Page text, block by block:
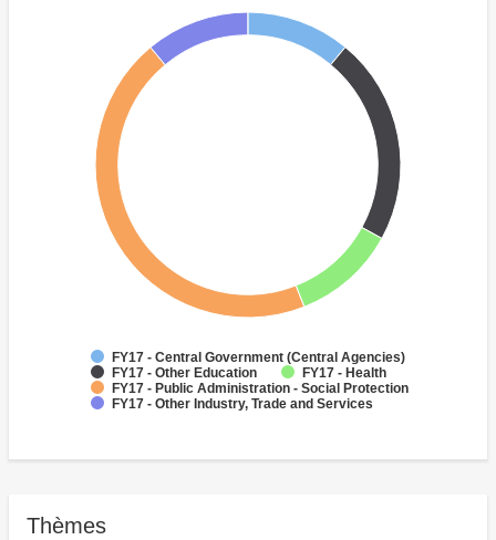
FY17 - Central Government (Central Agencies)
FY17 - Other Education
FY17 - Health
FY17 - Public Administration - Social Protection
FY17 - Other Industry, Trade and Services
Thèmes